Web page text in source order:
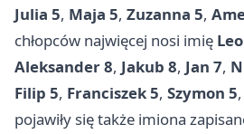
Julia 5, Maja 5, Zuzanna 5,
chłopców najwięcej nosi imię
Aleksander 8, Jakub 8, Jan 7,
Filip 5, Franciszek 5, Szymon 5,
pojawiły się także imiona